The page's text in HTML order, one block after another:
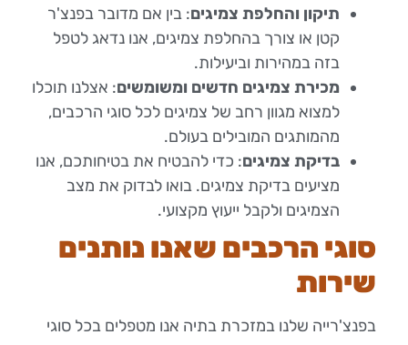
תיקון והחלפת צמיגים: בין אם מדובר בפנצ'ר
קטן או צורך בהחלפת צמיגים, אנו נדאג לטפל
בזה במהירות וביעילות.
מכירת צמיגים חדשים ומשומשים: אצלנו תוכלו
למצוא מגוון רחב של צמיגים לכל סוגי הרכבים,
מהמותגים המובילים בעולם.
בדיקת צמיגים: כדי להבטיח את בטיחותכם, אנו
מציעים בדיקת צמיגים. בואו לבדוק את מצב
הצמיגים ולקבל ייעוץ מקצועי.
סוגי הרכבים שאנו נותנים
שירות
בפנצ'רייה שלנו במזכרת בתיה אנו מטפלים בכל סוגי